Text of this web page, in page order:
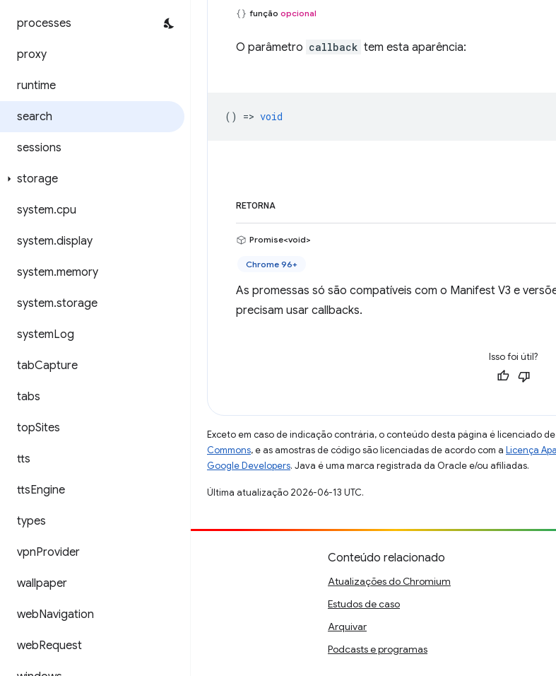
processes
proxy
runtime
search
sessions
storage
system.cpu
system.display
system.memory
system.storage
systemLog
tabCapture
tabs
topSites
tts
ttsEngine
types
vpnProvider
wallpaper
webNavigation
webRequest
função opcional
O parâmetro callback tem esta aparência:
() => void
RETORNA
Promise<void>
Chrome 96+
As promessas só são compatíveis com o Manifest V3 e
precisam usar callbacks.
Isso foi útil?
Exceto em caso de indicação contrária, o conteúdo desta página é licenciado
Commons, e as amostras de código são licenciadas de acordo com a Licença
Google Developers. Java é uma marca registrada da Oracle e/ou afiliadas.
Última atualização 2026-06-13 UTC.
Contribuir
Registre um bug
Conteúdo relacionado
Atualizações do Chromium
Estudos de caso
Arquivar
Podcasts e programas